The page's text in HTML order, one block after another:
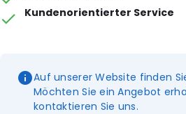
Kundenorientierter Service
Auf unserer Website finden
Möchten Sie ein Angebot
kontaktieren Sie uns.